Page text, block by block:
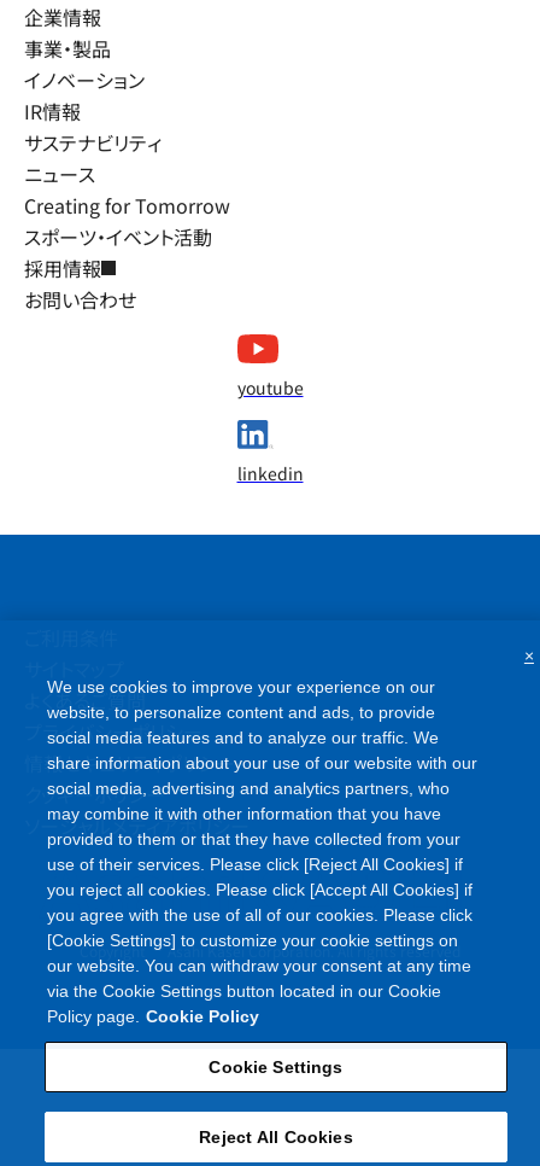
企業情報
事業・製品
イノベーション
IR情報
サステナビリティ
ニュース
Creating for Tomorrow
スポーツ・イベント活動
採用情報
お問い合わせ
youtube
linkedin
よくあるご質問
プライバシーポリシー
情報セキュリティポリシー
クッキーポリシー
ソーシャルメディアポリシー
Copyright©Asahi Kasei Corporation. All rights reserved
We use cookies to improve your experience on our
website, to personalize content and ads, to provide
social media features and to analyze our traffic. We
share information about your use of our website with our
social media, advertising and analytics partners, who
may combine it with other information that you have
provided to them or that they have collected from your
use of their services. Please click [Reject All Cookies] if
you reject all cookies. Please click [Accept All Cookies] if
you agree with the use of all of our cookies. Please click
[Cookie Settings] to customize your cookie settings on
our website. You can withdraw your consent at any time
via the Cookie Settings button located in our Cookie
Policy page. Cookie Policy
Cookie Settings
Reject All Cookies
×